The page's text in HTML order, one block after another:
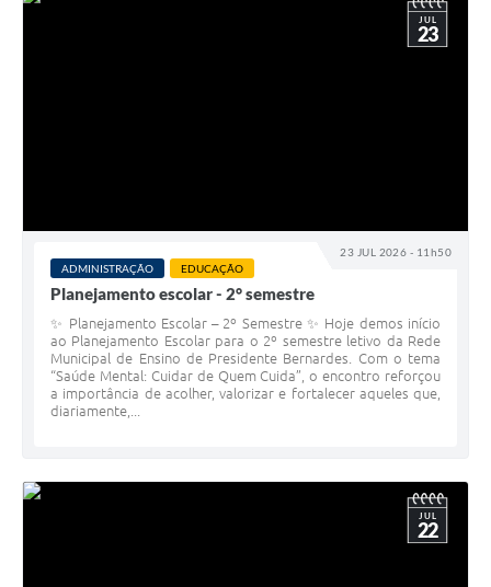
23 JUL 2026 - 11h50
JUL
23
ADMINISTRAÇÃO EDUCAÇÃO
Planejamento escolar - 2° semestre
✨ Planejamento Escolar – 2º Semestre ✨ Hoje demos início
ao Planejamento Escolar para o 2º semestre letivo da Rede
Municipal de Ensino de Presidente Bernardes. Com o tema
“Saúde Mental: Cuidar de Quem Cuida”, o encontro reforçou
a importância de acolher, valorizar e fortalecer aqueles que,
diariamente,...
JUL
22